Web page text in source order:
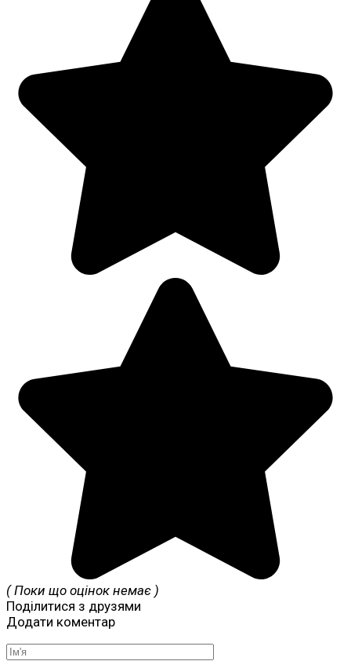
( Поки що оцінок немає )
Поділитися з друзями
Додати коментар
Ім'я